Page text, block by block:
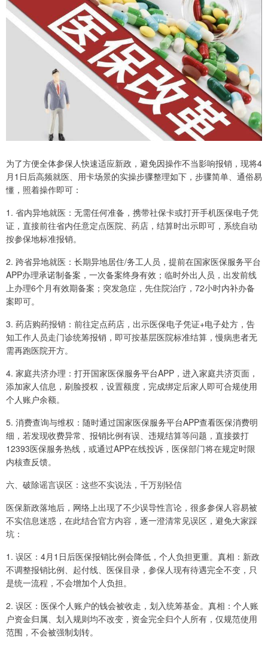
为了方便全体参保人快速适应新政，避免因操作不当影响报销，现将4
月1日后高频就医、用卡场景的实操步骤整理如下，步骤简单、通俗易
懂，照着操作即可：
1. 省内异地就医：无需任何准备，携带社保卡或打开手机医保电子凭
证，直接前往省内任意定点医院、药店，结算时出示即可，系统自动
按参保地标准报销。
2. 跨省异地就医：长期异地居住/务工人员，提前在国家医保服务平台
APP办理承诺制备案，一次备案终身有效；临时外出人员，出发前线
上办理6个月有效期备案；突发急症，先住院治疗，72小时内补办备
案即可。
3. 药店购药报销：前往定点药店，出示医保电子凭证+电子处方，告
知工作人员走门诊统筹报销，即可按基层医院标准结算，慢病患者无
需再跑医院开方。
4. 家庭共济办理：打开国家医保服务平台APP，进入家庭共济页面，
添加家人信息，刷脸授权，设置额度，完成绑定后家人即可合规使用
个人账户余额。
5. 消费查询与维权：随时通过国家医保服务平台APP查看医保消费明
细，若发现收费异常、报销比例有误、违规结算等问题，直接拨打
12393医保服务热线，或通过APP在线投诉，医保部门将在规定时限
内核查反馈。
六、破除谣言误区：这些不实说法，千万别轻信
医保新政落地后，网络上出现了不少误导性言论，很多参保人容易被
不实信息迷惑，在此结合官方内容，逐一澄清常见误区，避免大家踩
坑：
1. 误区：4月1日后医保报销比例会降低，个人负担更重。真相：新政
不调整报销比例、起付线、医保目录，参保人现有待遇完全不变，只
是统一流程，不会增加个人负担。
2. 误区：医保个人账户的钱会被收走，划入统筹基金。真相：个人账
户资金归属、划入规则均不改变，资金完全归个人所有，仅规范使用
范围，不会被强制划转。